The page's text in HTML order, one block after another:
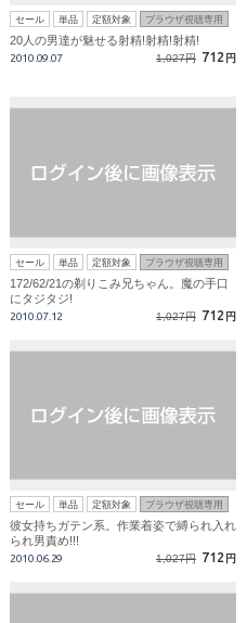
セール 単品 定額対象 ブラウザ視聴専用
20人の男達が魅せる射精!射精!射精!
2010.09.07 1,027円 712 円
セール 単品 定額対象 ブラウザ視聴専用
172/62/21の剃りこみ兄ちゃん。魔の手口
にタジタジ!
2010.07.12 1,027円 712 円
セール 単品 定額対象 ブラウザ視聴専用
彼女持ちガテン系。作業着姿で縛られ入れ
られ男責め!!!
2010.06.29 1,027円 712 円